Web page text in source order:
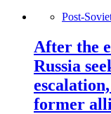
Post-
After the
Russia
former